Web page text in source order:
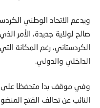
ويدعم الاتحاد الوطني
صالح لولاية جديدة، الأمر
الكردستاني، رغم المكانة
الداخلي والدولي.
وفي موقف بدا متحفظا على
النائب عن تحالف الفتح